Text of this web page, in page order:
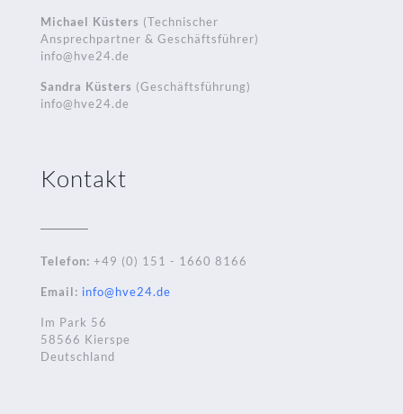
Michael Küsters (Technischer
Ansprechpartner & Geschäftsführer)
info@hve24.de
Sandra Küsters (Geschäftsführung)
info@hve24.de
Kontakt
Telefon: +49 (0) 151 - 1660 8166
Email: info@hve24.de
Im Park 56
58566 Kierspe
Deutschland